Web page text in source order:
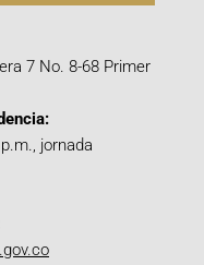
7 No. 8-68 Primer
jornada